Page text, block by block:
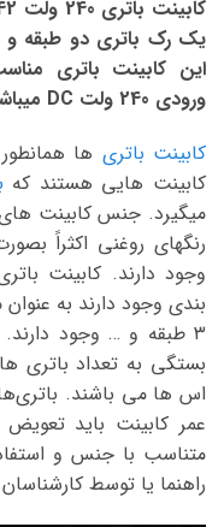
ورودی 240 ولت DC میباشد.
کابینت باتری ها
کابینت هایی هستند که
میگیرد. جنس کابینت
رنگهای روغنی اکثراً
وجود دارند. کابینت
بندی وجود دارند به
۳ طبقه و … وجود
بستگی به تعداد باتری
اس ها می باشند.
عمر کابینت باید
متناسب با جنس و
راهنما یا توسط